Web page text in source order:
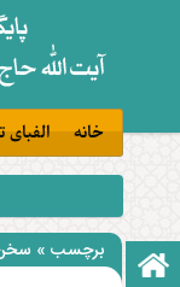
خانه الفبای
صفحه نخست
برچسب »